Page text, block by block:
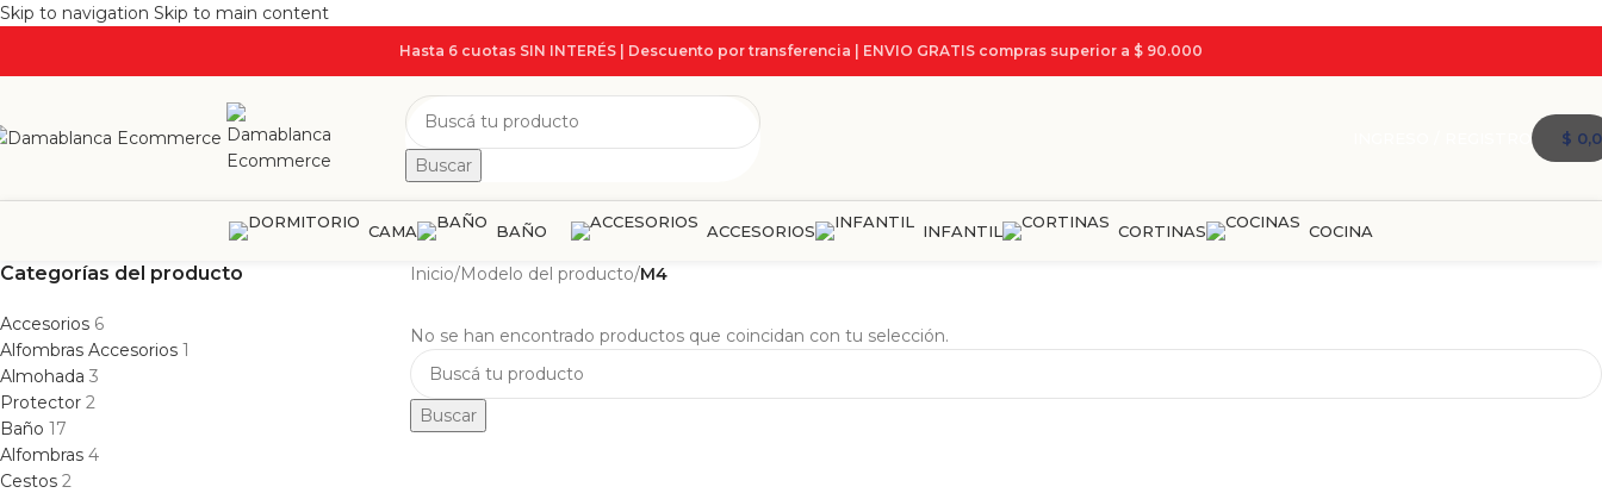
Skip to navigation Skip to main content
Hasta 6 cuotas SIN INTERÉS | Descuento por transferencia | ENVIO GRATIS compras superior a $ 90.000
Buscar
$ 0,0
CAMA BAÑO ACCESORIOS INFANTIL CORTINAS COCINA
Categorías del producto
Accesorios 6
Alfombras Accesorios 1
Almohada 3
Protector 2
Baño 17
Alfombras 4
Cestos 2
Inicio/Modelo del producto/M4
No se han encontrado productos que coincidan con tu selección.
Buscar